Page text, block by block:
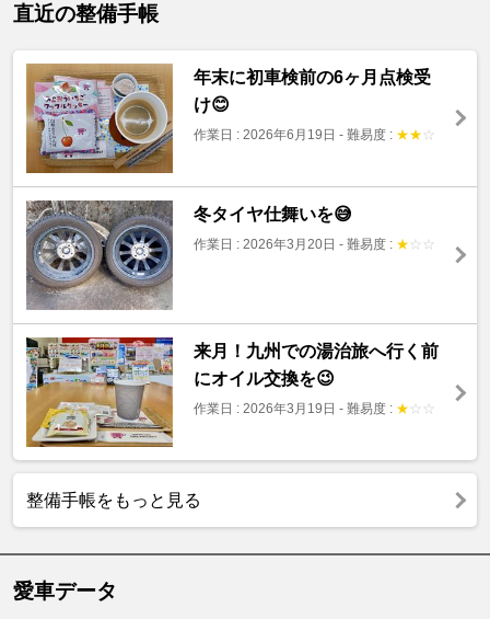
直近の整備手帳
年末に初車検前の6ヶ月点検受
け😊
作業日 : 2026年6月19日 - 難易度 : ★★ ☆
冬タイヤ仕舞いを😅
作業日 : 2026年3月20日 - 難易度 : ★ ☆ ☆
来月！九州での湯治旅へ行く前
にオイル交換を😉
作業日 : 2026年3月19日 - 難易度 : ★ ☆ ☆
整備手帳をもっと見る
愛車データ